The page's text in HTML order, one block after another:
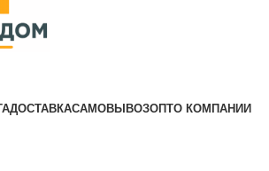
ДОСТАВКАСАМОВЫВОЗОПТО КОМПАНИИ